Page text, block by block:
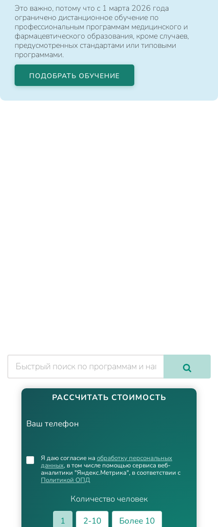
Это важно, потому что с 1 марта 2026 года
ограничено дистанционное обучение по
профессиональным программам медицинского и
фармацевтического образования, кроме случаев,
предусмотренных стандартами или типовыми
программами.
ПОДОБРАТЬ ОБУЧЕНИЕ
РАССЧИТАТЬ СТОИМОСТЬ
Ваш телефон
Количество человек
1
2-10
Более 10
Я даю согласие на обработку персональных
данных, в том числе помощью сервиса веб-
аналитики "Яндекс.Метрика", в соответствии с
Политикой ОПД